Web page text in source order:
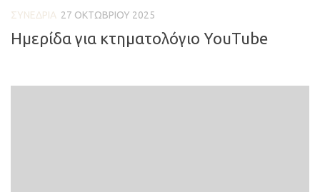
ΣΥΝΈΔΡΙΑ 27 ΟΚΤΩΒΡΊΟΥ 2025
Ημερίδα για κτηματολόγιο YouTube